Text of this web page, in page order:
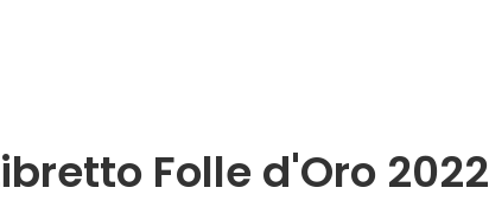
Folle d'Oro 2022